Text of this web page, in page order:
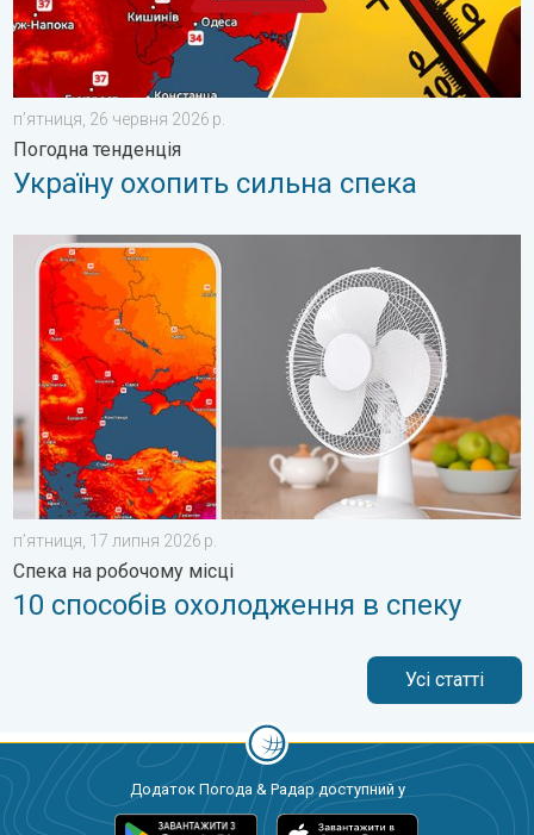
пʼятниця, 26 червня 2026 р.
Погодна тенденція
Україну охопить сильна спека
10 способів охолодження в спеку. Спека на робочому
пʼятниця, 17 липня 2026 р.
Спека на робочому місці
10 способів охолодження в спеку
Усі статті
Додаток Погода & Радар доступний у